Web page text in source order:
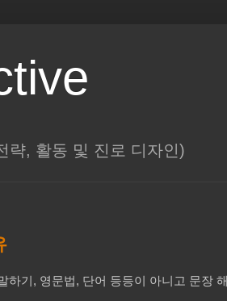
략, 활동 및 진로 디자인)
하기, 영문법, 단어 등등이 아니고 문장